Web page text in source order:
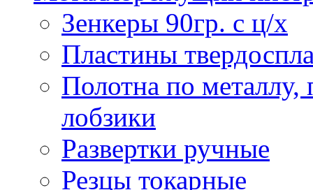
Зенкеры 90гр. с ц/х
Пластины
Полотна по
лобзики
Развертки ручные
Резцы токарные